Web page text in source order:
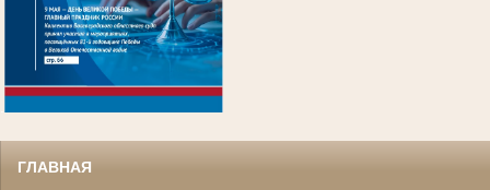
ГЛАВНАЯ